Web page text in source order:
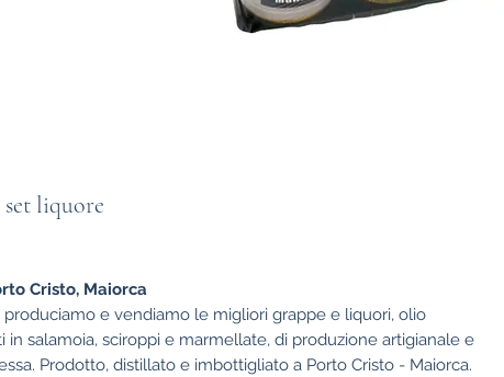
liquore
Cristo, Maiorca
produciamo e vendiamo le migliori grappe e liquori, olio
in salamoia, sciroppi e marmellate, di produzione artigianale e
Prodotto, distillato e imbottigliato a Porto Cristo - Maiorca.